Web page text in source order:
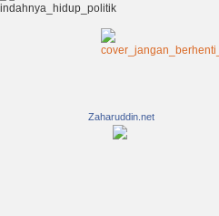
Zaharuddin.net